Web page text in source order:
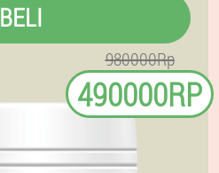
BELI
980000Rp
490000RP